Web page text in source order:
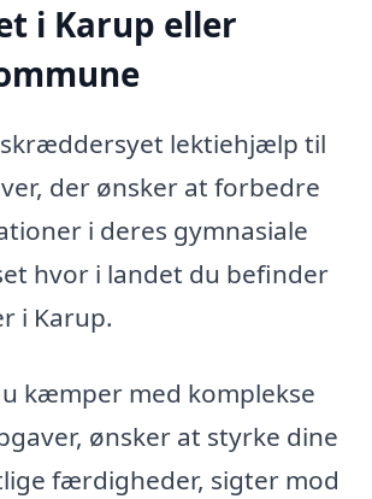
i Karup eller
lektiehjælp til
der ønsker at forbedre
i deres gymnasiale
hvor i landet du befinder
i Karup.
kæmper med komplekse
ønsker at styrke dine
færdigheder, sigter mod